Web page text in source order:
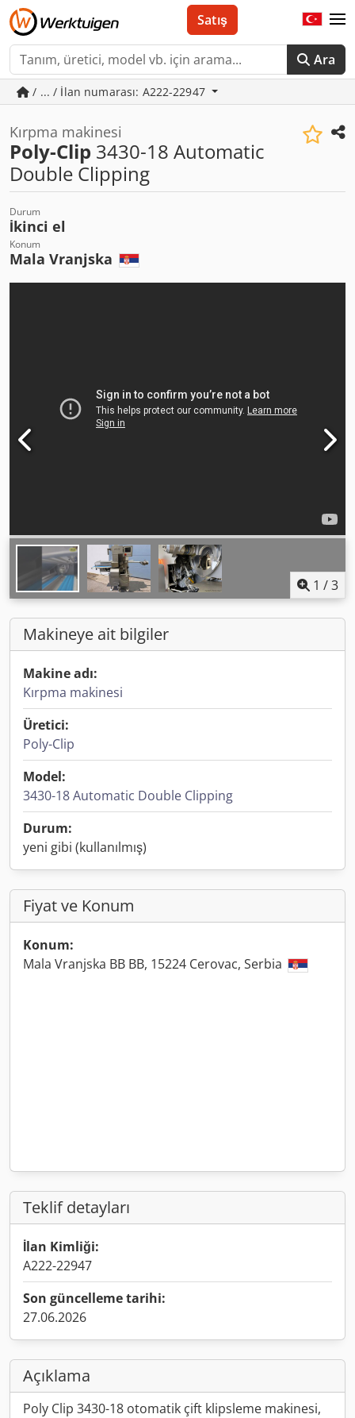
Ara
Satış
/ ... / İlan numarası: A222-22947
Kırpma makinesi
Poly-Clip 3430-18 Automatic
Double Clipping
Durum
İkinci el
Konum
Mala Vranjska
1 /3
Makineye ait bilgiler
Makine adı:
Kırpma makinesi
Üretici:
Poly-Clip
Model:
3430-18 Automatic Double Clipping
Durum:
yeni gibi (kullanılmış)
Fiyat ve Konum
Konum:
Mala Vranjska BB BB, 15224 Cerovac, Serbia
Teklif detayları
İlan Kimliği:
A222-22947
Son güncelleme tarihi:
27.06.2026
Açıklama
Poly Clip 3430-18 otomatik çift klipsleme makinesi,